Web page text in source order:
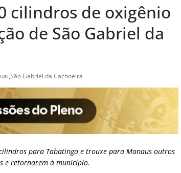
cilindros de oxigênio
de São Gabriel da
,São Gabriel da Cachoeira
para Tabatinga e trouxe para Manaus outros
e retornarem à município.